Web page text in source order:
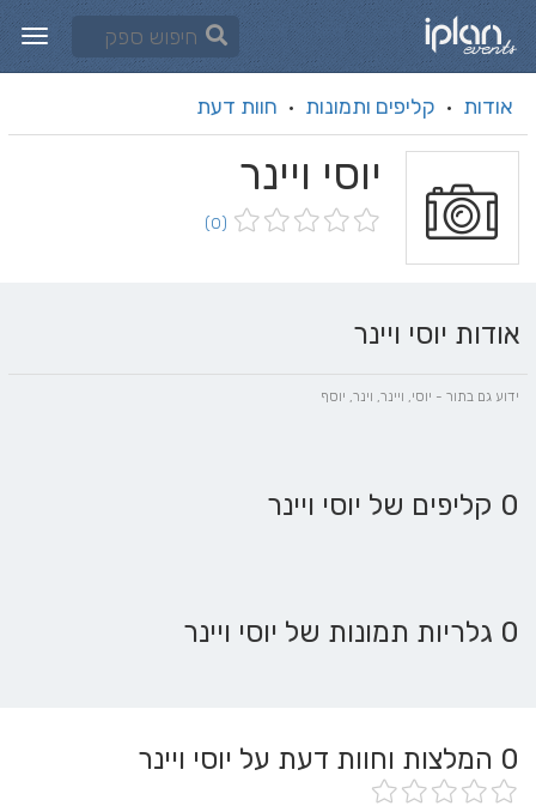
אודות · קליפים ותמונות · חוות דעת
יוסי ויינר
(0)
אודות יוסי ויינר
ידוע גם בתור - יוסי, ויינר, וינר, יוסף
0 קליפים של יוסי ויינר
0 גלריות תמונות של יוסי ויינר
0 המלצות וחוות דעת על יוסי ויינר